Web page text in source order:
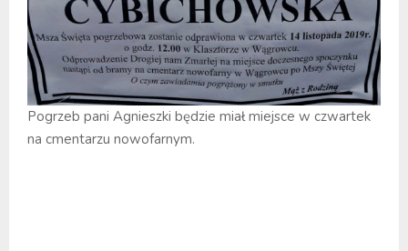
Pogrzeb pani Agnieszki będzie miał miejsce w czwartek
na cmentarzu nowofarnym.